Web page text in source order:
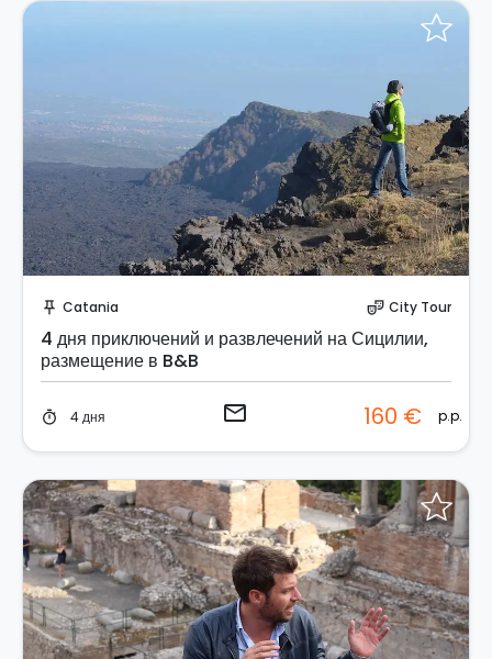
push_pin Catania theater_comedy City Tour
4 дня приключений и развлечений на Сицилии,
размещение в B&B
timer 4 дня email 160 € p.p.